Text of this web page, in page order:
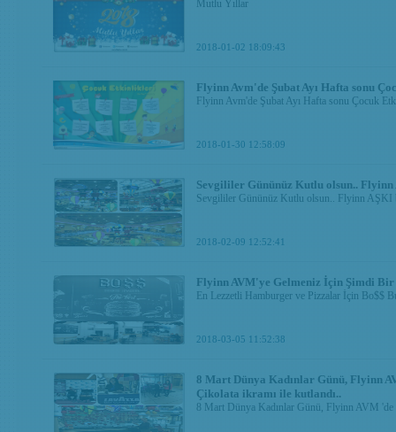
Mutlu Yıllar
2018-01-02 18:09:43
Flyinn Avm'de Şubat Ayı Hafta sonu
Flyinn Avm'de Şubat Ayı Hafta sonu Çocuk
2018-01-30 12:58:09
Sevgililer Gününüz Kutlu olsun.. Flyinn
Sevgililer Gününüz Kutlu olsun.. Flyinn AŞKI
2018-02-09 12:52:41
Flyinn AVM'ye Gelmeniz İçin Şimdi
En Lezzetli Hamburger ve Pizzalar İçin Bo$$
2018-03-05 11:52:38
8 Mart Dünya Kadınlar Günü, Flyinn
Çikolata ikramı ile kutlandı..
8 Mart Dünya Kadınlar Günü, Flyinn AVM 'de